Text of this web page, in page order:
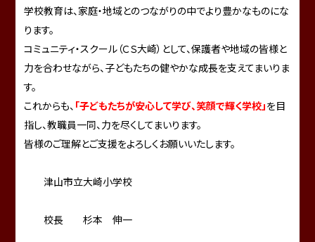
学校教育は、家庭・地域とのつながりの中でより豊かなものにな
ります。
コミュニティ・スクール（ＣＳ大崎）として、保護者や地域の皆様と
力を合わせながら、子どもたちの健やかな成長を支えてまいりま
す。
これからも、 「子どもたちが安心して学び、笑顔で輝く学校」を目
指し、教職員一同、力を尽くしてまいります。
皆様のご理解とご支援をよろしくお願いいたします。
津山市立大崎小学校
校長 杉本 伸一